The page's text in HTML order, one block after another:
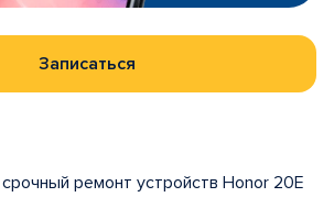
Записаться
ремонт устройств Honor 20E